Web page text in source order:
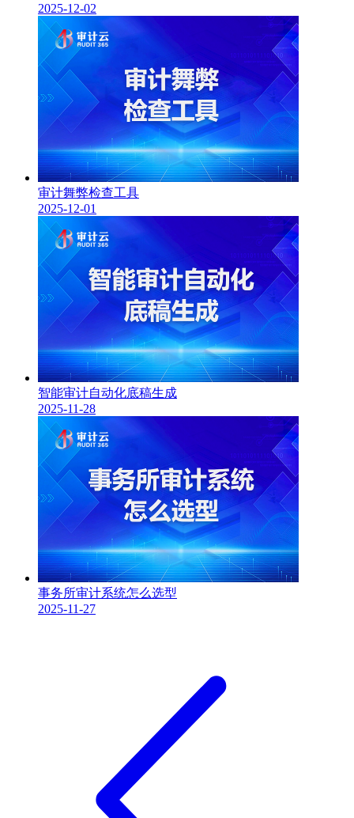
2025-12-02
审计舞弊检查工具
2025-12-01
智能审计自动化底稿生成
2025-11-28
事务所审计系统怎么选型
2025-11-27